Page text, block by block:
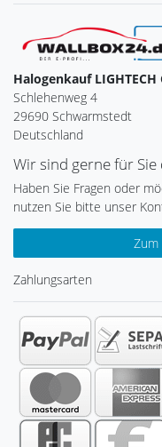
Halogenkauf LIGHTECH
Schlehenweg 4
29690 Schwarmstedt
Deutschland
Wir sind gerne für Sie
Haben Sie Fragen oder
nutzen Sie bitte unser
Zum
Zahlungsarten